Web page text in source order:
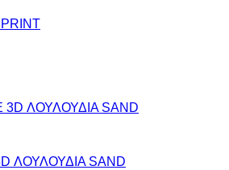
ΛΟΥΛΟΥΔΙΑ SAND